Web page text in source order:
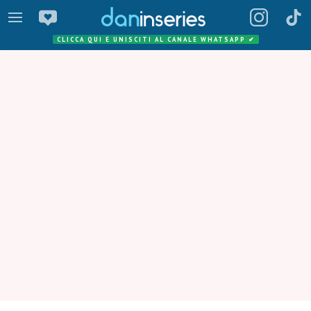
CLICCA QUI E UNISCITI AL CANALE WHATSAPP ✔